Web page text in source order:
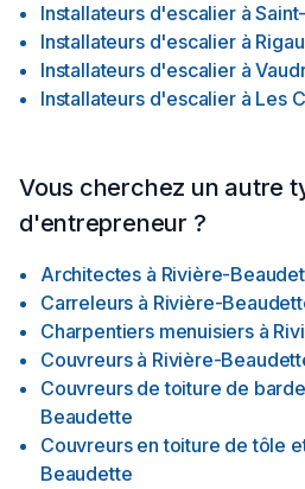
Installateurs d'escalier à
Installateurs d'escalier à
Installateurs d'escalier à
Installateurs d'escalier à Les
Vous cherchez un autre
d'entrepreneur ?
Architectes à Rivière-
Carreleurs à Rivière-
Charpentiers menuisiers à
Couvreurs à Rivière-
Couvreurs de toiture de
Beaudette
Couvreurs en toiture de tôle
Beaudette